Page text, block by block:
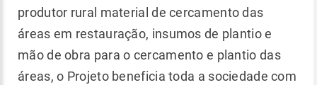
produtor rural material de cercamento das
áreas em restauração, insumos de plantio e
mão de obra para o cercamento e plantio das
áreas, o Projeto beneficia toda a sociedade com